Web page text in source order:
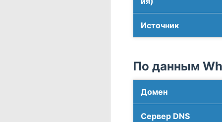
Источник
По данным
Домен
Сервер DNS